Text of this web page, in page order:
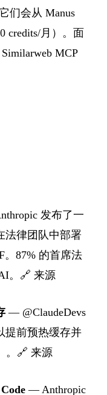
们会从 Manus
credits/月）。面
MCP
发布了一
法律团队中部署
。87% 的首席法
。 🔗 来源
— @ClaudeDevs
提前预热缓存并
。 🔗 来源
— Anthropic